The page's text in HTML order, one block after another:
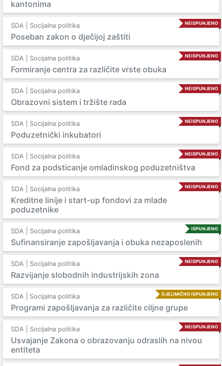
kantonima
NEISPUNJENO
SDA | Socijalna politika
Poseban zakon o dječijoj zaštiti
NEISPUNJENO
SDA | Socijalna politika
Formiranje centra za različite vrste obuka
NEISPUNJENO
SDA | Socijalna politika
Obrazovni sistem i tržište rada
NEISPUNJENO
SDA | Socijalna politika
Poduzetnički inkubatori
NEISPUNJENO
SDA | Socijalna politika
Fond za podsticanje omladinskog poduzetništva
NEISPUNJENO
SDA | Socijalna politika
Kreditne linije i start-up fondovi za mlade
poduzetnike
ISPUNJENO
SDA | Socijalna politika
Sufinansiranje zapošljavanja i obuka nezaposlenih
NEISPUNJENO
SDA | Socijalna politika
Razvijanje slobodnih industrijskih zona
DJELIMIČNO ISPUNJENO
SDA | Socijalna politika
Programi zapošljavanja za različite ciljne grupe
NEISPUNJENO
SDA | Socijalna politika
Usvajanje Zakona o obrazovanju odraslih na nivou
entiteta